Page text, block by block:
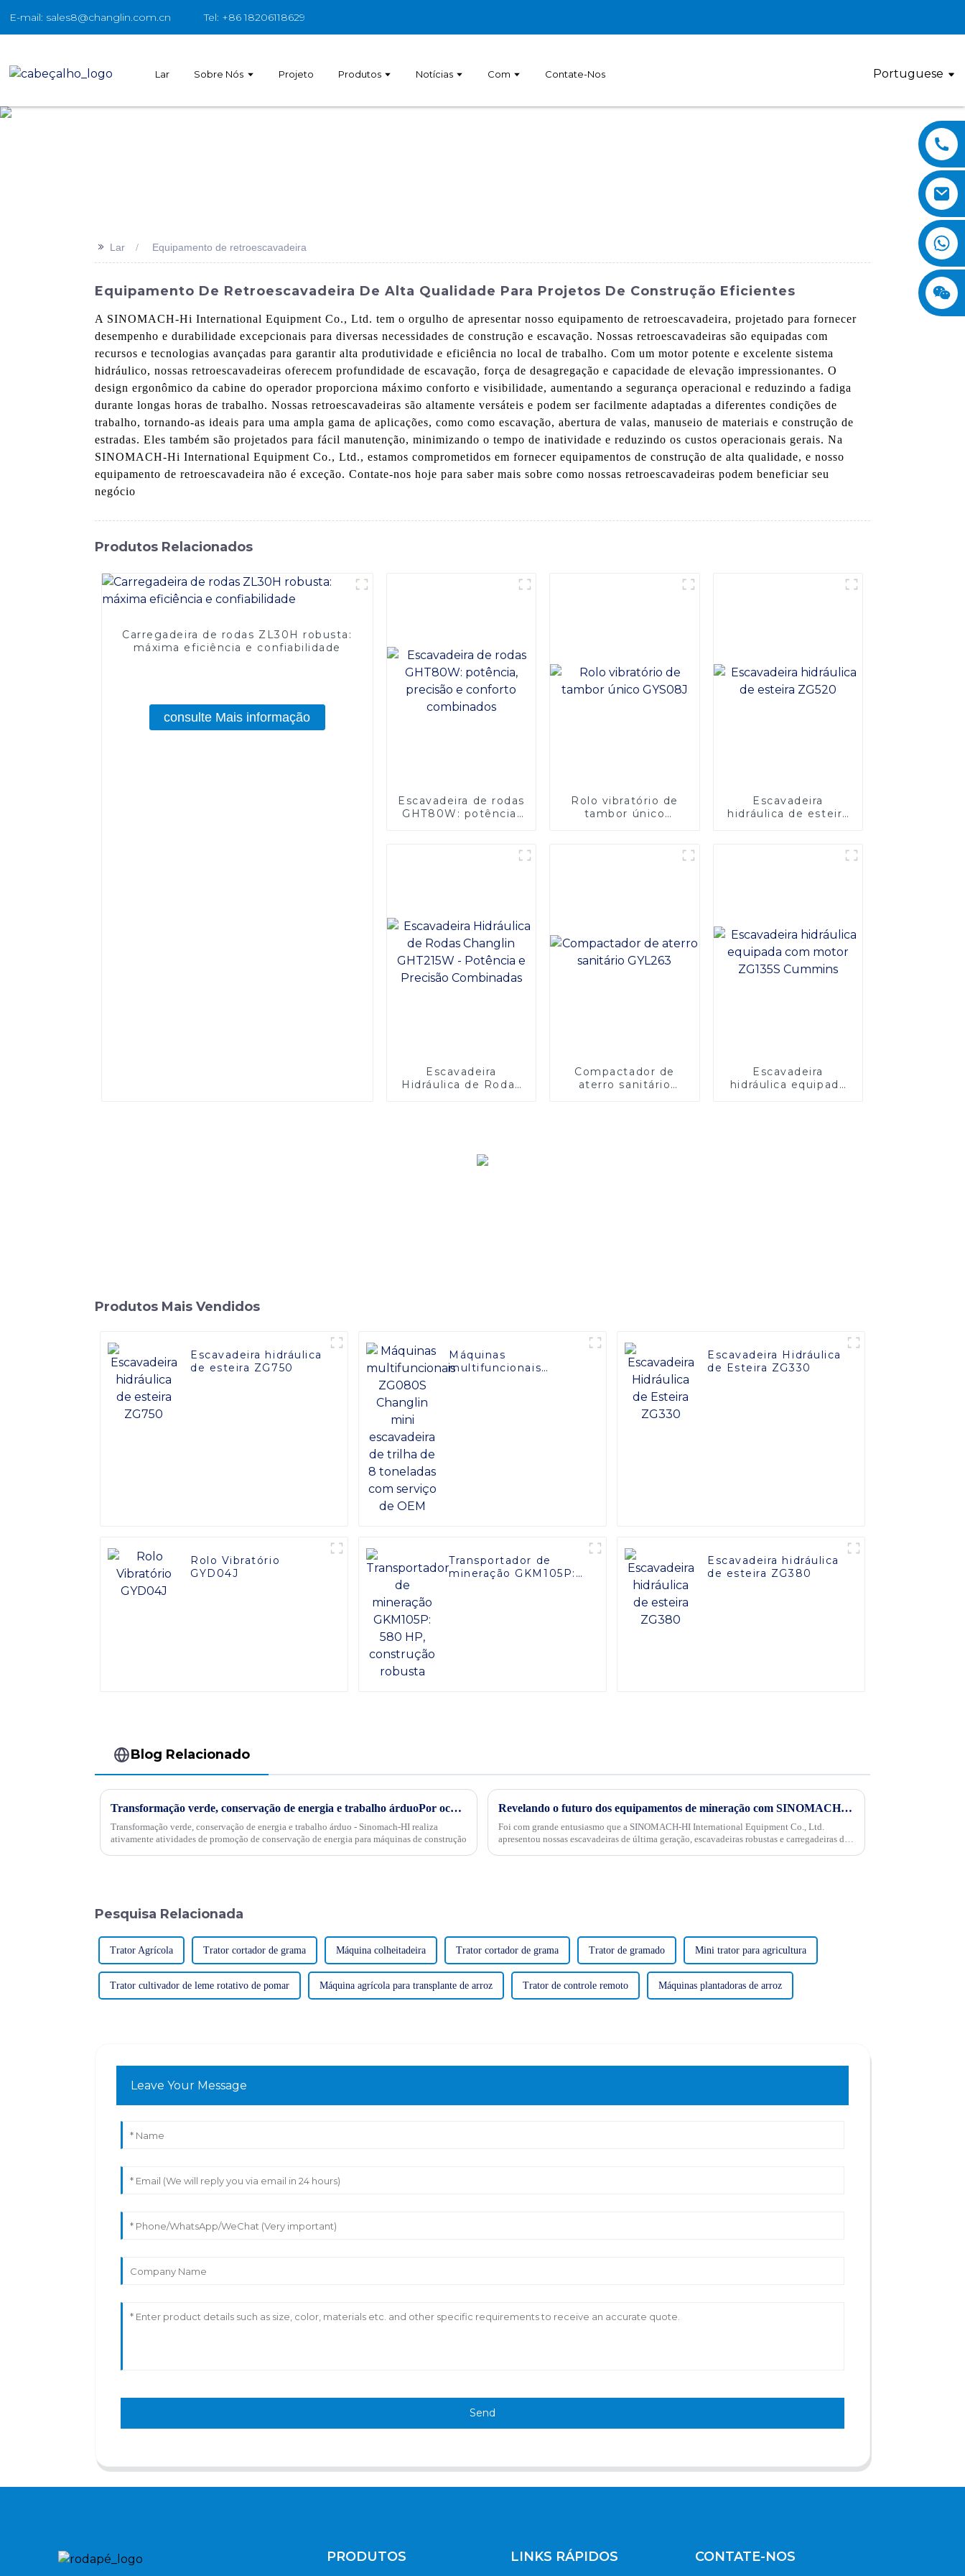
E-mail: sales8@changlin.com.cn Tel: +86 18206118629
Lar Sobre Nós Projeto Produtos Notícias Com Contate-Nos Portuguese
>> Lar Equipamento de retroescavadeira
Equipamento De Retroescavadeira De Alta Qualidade Para Projetos De Construção Eficientes
A SINOMACH-Hi International Equipment Co., Ltd. tem o orgulho de apresentar nosso equipamento de retroescavadeira, projetado para fornecer
desempenho e durabilidade excepcionais para diversas necessidades de construção e escavação. Nossas retroescavadeiras são equipadas com
recursos e tecnologias avançadas para garantir alta produtividade e eficiência no local de trabalho. Com um motor potente e excelente sistema
hidráulico, nossas retroescavadeiras oferecem profundidade de escavação, força de desagregação e capacidade de elevação impressionantes. O
design ergonômico da cabine do operador proporciona máximo conforto e visibilidade, aumentando a segurança operacional e reduzindo a fadiga
durante longas horas de trabalho. Nossas retroescavadeiras são altamente versáteis e podem ser facilmente adaptadas a diferentes condições de
trabalho, tornando-as ideais para uma ampla gama de aplicações, como como escavação, abertura de valas, manuseio de materiais e construção de
estradas. Eles também são projetados para fácil manutenção, minimizando o tempo de inatividade e reduzindo os custos operacionais gerais. Na
SINOMACH-Hi International Equipment Co., Ltd., estamos comprometidos em fornecer equipamentos de construção de alta qualidade, e nosso
equipamento de retroescavadeira não é exceção. Contate-nos hoje para saber mais sobre como nossas retroescavadeiras podem beneficiar seu
negócio
Produtos Relacionados
Carregadeira de rodas ZL30H robusta:
máxima eficiência e confiabilidade
consulte Mais informação
Escavadeira de rodas
GHT80W: potência,
Rolo vibratório de
tambor único
Escavadeira
hidráulica de esteira
Escavadeira
Hidráulica de Rodas
Compactador de
aterro sanitário
Escavadeira
hidráulica equipada
Produtos Mais Vendidos
Escavadeira hidráulica
de esteira ZG750
Máquinas
multifuncionais
Escavadeira Hidráulica
de Esteira ZG330
Rolo Vibratório
GYD04J
Transportador de
mineração GKM105P:
Escavadeira hidráulica
de esteira ZG380
Blog Relacionado
Transformação verde, conservação de energia e trabalho árduoPor ocasião da "34ª Semana Publicitária de Conservação de Energia" nacional de 2024, no dia 15 de maio, empresas internacionais realizaram projetos de energia
Transformação verde, conservação de energia e trabalho árduo - Sinomach-HI realiza
ativamente atividades de promoção de conservação de energia para máquinas de construção
Revelando o futuro dos equipamentos de mineração com SINOMACH-HI no Expominas 2024
Foi com grande entusiasmo que a SINOMACH-HI International Equipment Co., Ltd.
apresentou nossas escavadeiras de última geração, escavadeiras robustas e carregadeiras de
Pesquisa Relacionada
Trator Agrícola Trator cortador de grama Máquina colheitadeira Trator cortador de grama Trator de gramado Mini trator para agricultura
Trator cultivador de leme rotativo de pomar Máquina agrícola para transplante de arroz Trator de controle remoto Máquinas plantadoras de arroz
Leave Your Message
Send
PRODUTOS LINKS RÁPIDOS CONTATE-NOS